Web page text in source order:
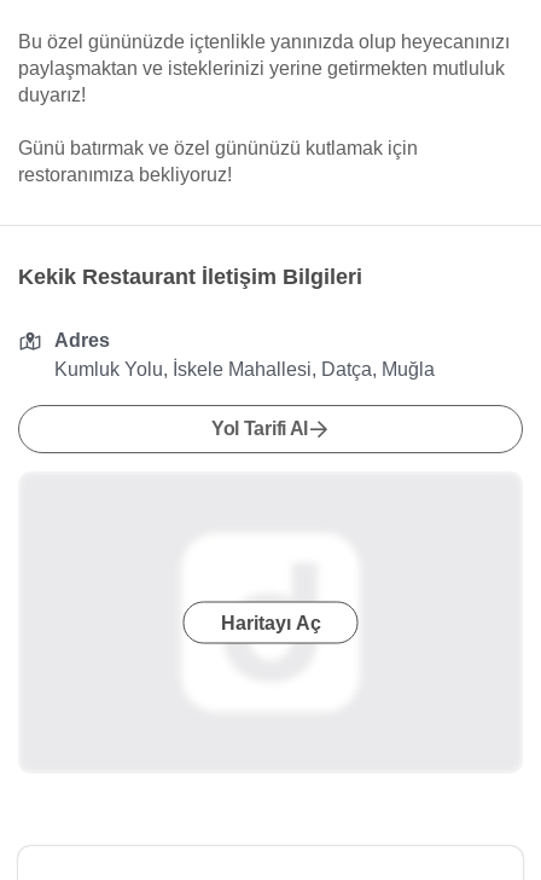
Bu özel gününüzde içtenlikle yanınızda olup heyecanınızı
paylaşmaktan ve isteklerinizi yerine getirmekten mutluluk
duyarız!
Günü batırmak ve özel gününüzü kutlamak için
restoranımıza bekliyoruz!
Kekik Restaurant İletişim Bilgileri
Adres
Kumluk Yolu, İskele Mahallesi, Datça, Muğla
Yol Tarifi Al
Haritayı Aç